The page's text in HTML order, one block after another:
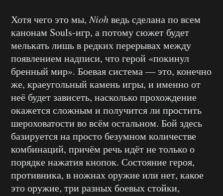
Хотя чего это мы,Niohведь сделана по всем
канонам Souls-игр, а потому сюжет будет
мелькать лишь в редких перерывах между
появлением надписи, что герой «покинул
бренный мир». Боевая система — это, конечно
же, краеугольный камень игры, и именно от
неё будет зависеть, насколько прохождение
окажется сложным и получится ли простить
шероховатости во всём остальном. Бой здесь
базируется на просто безумном количестве
комбинаций, причём речь идёт не только о
порядке нажатия кнопок. Состояние героя,
противника, в ножнах оружие или нет, какое
это оружие, три разных боевых стойки,